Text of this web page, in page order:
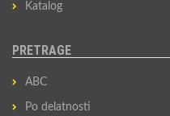
Katalog
PRETRAGE
ABC
Po delatnosti